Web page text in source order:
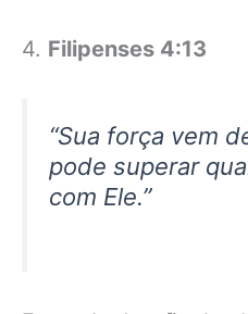
4. Filipenses 4:13
“Sua força vem
pode superar
com Ele.”